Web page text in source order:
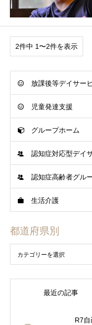
2件中 1〜2件を表示
放課後等デイサー
児童発達支援
グループホーム
認知症対応型デイ
認知症高齢者グル
生活介護
都道府県別
最近の記事
R7自